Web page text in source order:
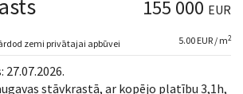
155 000 EUR
zemi privātajai apbūvei 5.00 EUR / m2
stāvkrastā, ar kopējo platību 3,1h,